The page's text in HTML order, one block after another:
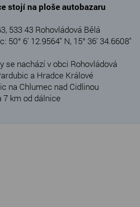
stojí na ploše autobazaru
533 43 Rohovládová Bělá
50° 6' 12.9564" N, 15° 36' 34.6608"
se nachází v obci Rohovládová
a Hradce Králové
na Chlumec nad Cidlinou
7 km od dálnice